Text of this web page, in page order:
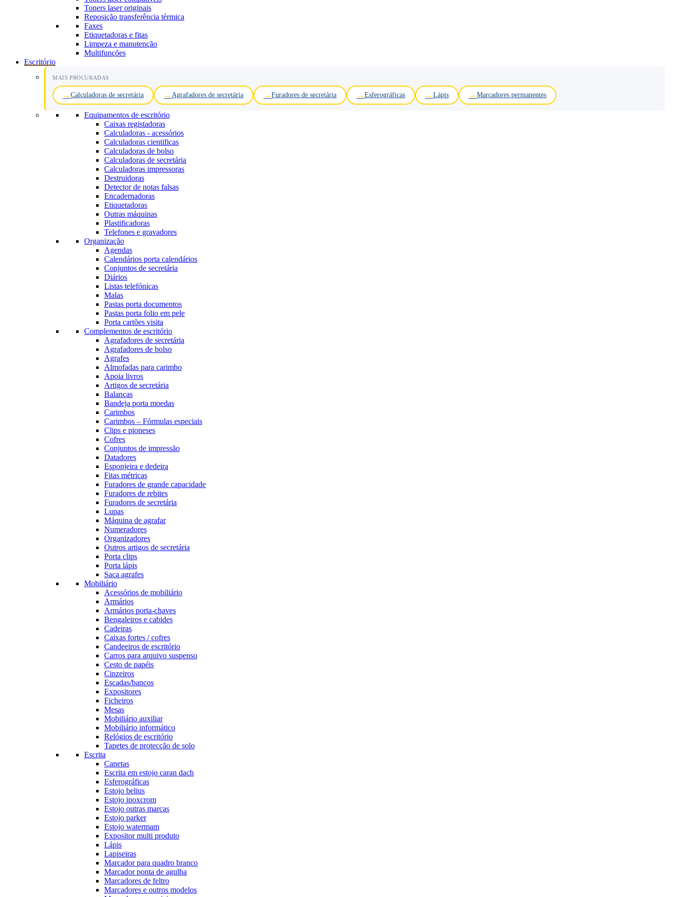
Toners laser originais
Reposição transferência térmica
Faxes
Etiquetadoras e fitas
Limpeza e manutenção
Multifunções
Escritório
MAIS PROCURADAS
Calculadoras de secretária Agrafadores de secretária Furadores de secretária Esferográficas Lápis Marcadores permanentes
Equipamentos de escritório
Caixas registadoras
Calculadoras - acessórios
Calculadoras cientificas
Calculadoras de bolso
Calculadoras de secretária
Calculadoras impressoras
Destruidoras
Detector de notas falsas
Encadernadoras
Etiquetadoras
Outras máquinas
Plastificadoras
Telefones e gravadores
Organização
Agendas
Calendários porta calendários
Conjuntos de secretária
Diários
Listas telefónicas
Malas
Pastas porta documentos
Pastas porta folio em pele
Porta cartões visita
Complementos de escritório
Agrafadores de secretária
Agrafadores de bolso
Agrafes
Almofadas para carimbo
Apoia livros
Artigos de secretária
Balanças
Bandeja porta moedas
Carimbos
Carimbos – Fórmulas especiais
Clips e pioneses
Cofres
Conjuntos de impressão
Datadores
Esponjeira e dedeira
Fitas métricas
Furadores de grande capacidade
Furadores de rebites
Furadores de secretária
Lupas
Máquina de agrafar
Numeradores
Organizadores
Outros artigos de secretária
Porta clips
Porta lápis
Saca agrafes
Mobiliário
Acessórios de mobiliário
Armários
Armários porta-chaves
Bengaleiros e cabides
Cadeiras
Caixas fortes / cofres
Candeeiros de escritório
Carros para arquivo suspenso
Cesto de papéis
Cinzeiros
Escadas/bancos
Expositores
Ficheiros
Mesas
Mobiliário auxiliar
Mobiliário informático
Relógios de escritório
Tapetes de protecção de solo
Escrita
Canetas
Escrita em estojo caran dach
Esferográficas
Estojo belius
Estojo inoxcrom
Estojo outras marcas
Estojo parker
Estojo watermam
Expositor multi produto
Lápis
Lapiseiras
Marcador para quadro branco
Marcador ponta de agulha
Marcadores de feltro
Marcadores e outros modelos